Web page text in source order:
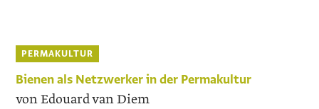
PERMAKULTUR
Bienen als Netzwerker in der Permakultur
von Edouard van Diem